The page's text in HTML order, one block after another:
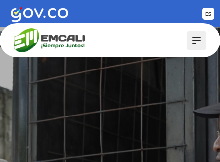
Saltar al contenido principal